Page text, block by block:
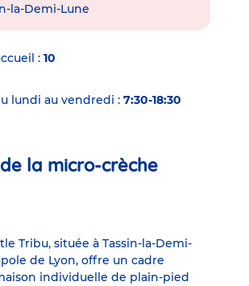
la-Demi-Lune
10
lundi au vendredi : 7:30-18:30
la micro-crèche
Tribu, située à Tassin-la-Demi-
de Lyon, offre un cadre
individuelle de plain-pied